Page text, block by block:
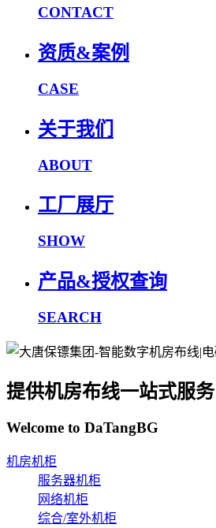
CONTACT
资质&案例
CASE
关于我们
ABOUT
工厂展厅
SHOW
产品&授权查询
SEARCH
提供机房布线一站式服务
Welcome to DaTangBG
机房机柜
服务器机柜
网络机柜
综合/室外机柜